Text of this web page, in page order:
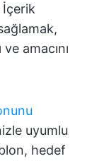
İçerik
amacını
uyumlu
hedef